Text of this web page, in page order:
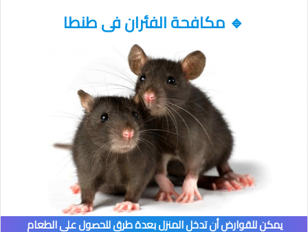
🔹 مكافحة الفئرانفى طنطا
يمكن للقوارض أن تدخل المنزل بعدة طرق للحصول على الطعام